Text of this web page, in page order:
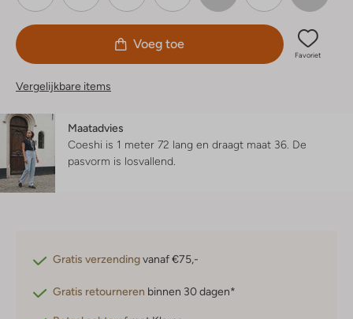
Voeg toe
Favoriet
Vergelijkbare items
Maatadvies
Coeshi is 1 meter 72 lang en draagt maat 36. De
pasvorm is losvallend
Gratis verzendingvanaf €75,-
Gratis retourneren binnen 30 dagen*